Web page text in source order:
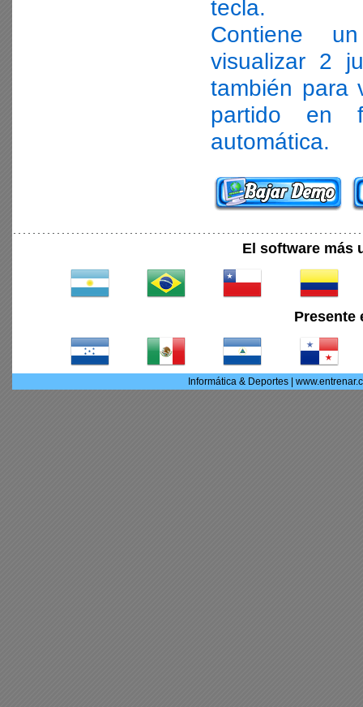
tecla.
Contiene
visualizar 2
también para
partido en
automática.
El software más
Presente
Informática & Deportes |